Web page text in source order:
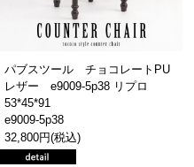
パブスツール チョコレートPU
レザー e9009-5p38 リプロ
53*45*91
e9009-5p38
32,800円(税込)